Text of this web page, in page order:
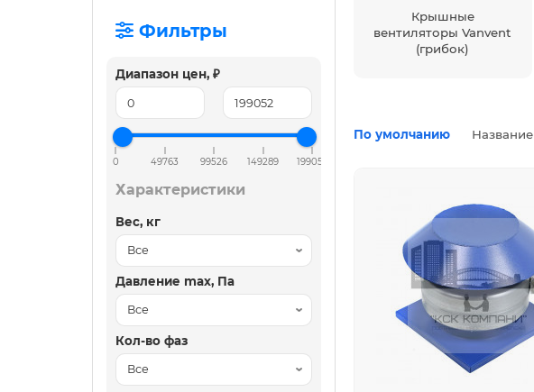
Фильтры
Диапазон цен, ₽
0 49763 99526 149289 199052
Характеристики
Вес, кг
Давление max, Па
Кол-во фаз
Крышные
вентиляторы Vanvent
(грибок)
По умолчанию Название